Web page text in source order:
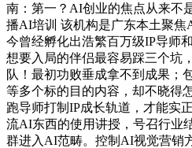
南：第一？AI创业的焦点从来不
播AI培训 该机构是广东本土聚
今曾经孵化出浩繁百万级IP导师
想要入局的伴侣最容易踩三个坑
队！最初功败垂成拿不到成果；
等多个标的目的内容，却不晓得
跑导师打制IP成长轨道，才能实
流AI东西的使用讲授，号召行业
群进入AI范畴。控制AI视觉营销